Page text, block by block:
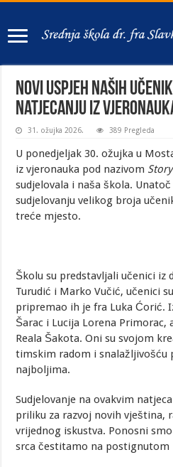
Novi uspjeh naših
natjecanju iz
31. ožujka 2026. 389 Pregleda
U ponedjeljak 30. ožujka u
iz vjeronauka pod nazivom
sudjelovala i naša škola.
sudjelovanju velikog broja
treće mjesto.
Školu su predstavljali učenici iz
Turudić i Marko Vučić, učenici
pripremao ih je fra Luka Ćorić.
Šarac i Lucija Lorena
Reala Šakota. Oni su svojom
timskim radom i snalažljivošću
najboljima.
Sudjelovanje na ovakvim
priliku za razvoj novih vještina,
vrijednog iskustva. Ponosni
srca čestitamo na postignutom